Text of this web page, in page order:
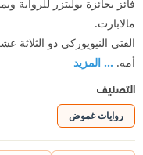
فائز بجائزة بوليتزر للرواية
مالابارت.
الفتى النيويوركي ذو الثلاثة
أمه. ... المزيد
التصنيف
روايات غموض